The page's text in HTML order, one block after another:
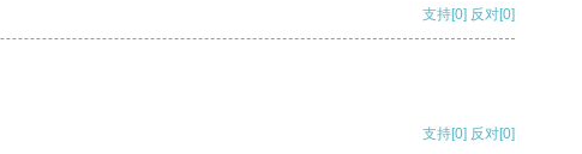
支持[0] 反对[0]
支持[0] 反对[0]